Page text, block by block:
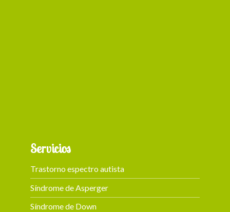
Servicios
Trastorno espectro autista
Síndrome de Asperger
Síndrome de Down